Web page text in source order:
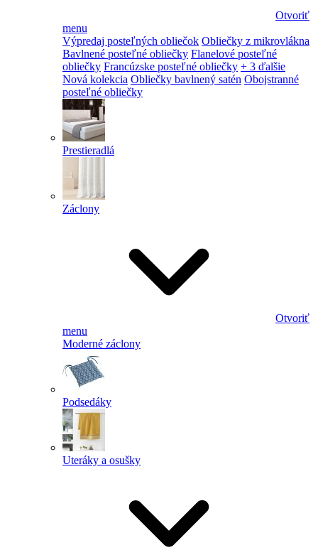
Otvoriť
menu
Výpredaj posteľných obliečok Obliečky z mikrovlákna
Bavlnené posteľné obliečky Flanelové posteľné
obliečky Francúzske posteľné obliečky + 3 ďalšie
Nová kolekcia Obliečky bavlnený satén Obojstranné
posteľné obliečky
Prestieradlá
Záclony
Otvoriť
menu
Moderné záclony
Podsedáky
Uteráky a osušky